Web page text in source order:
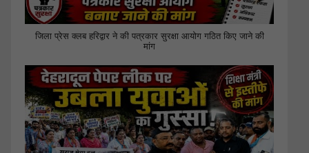
जिला प्रेस क्लब हरिद्वार ने की पत्रकार सुरक्षा आयोग गठित किए जाने की
मांग